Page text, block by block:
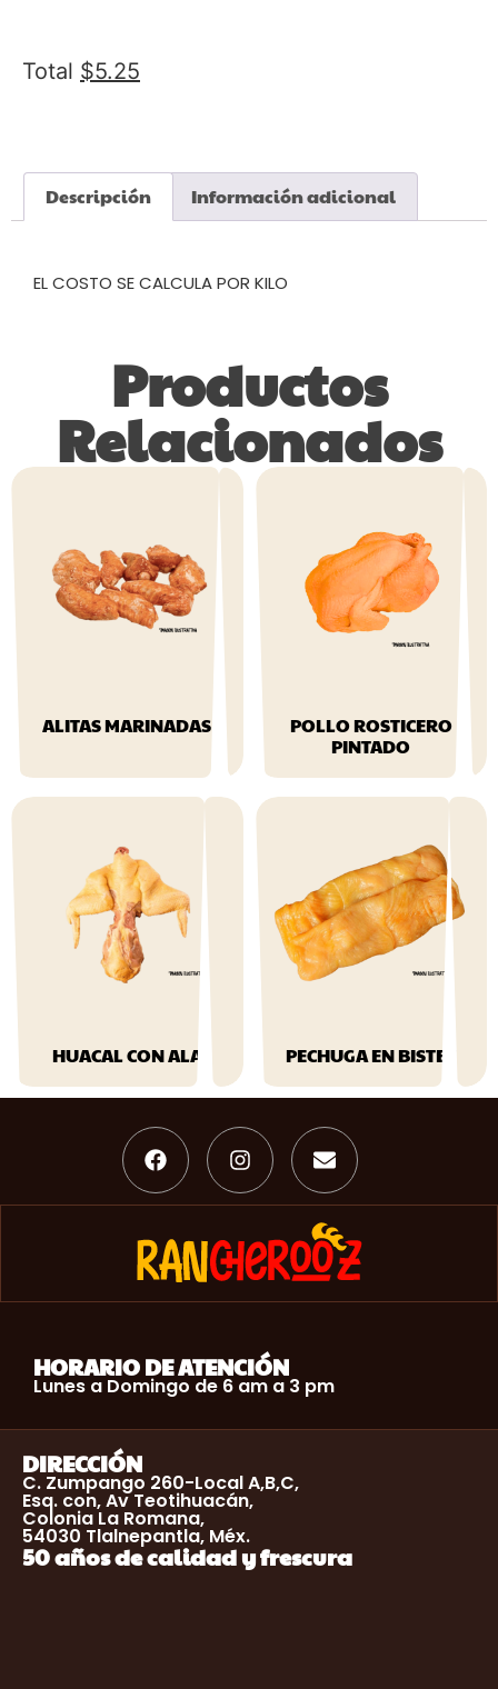
Total $5.25
Descripción Información adicional
EL COSTO SE CALCULA POR KILO
Productos
Relacionados
ALITAS MARINADAS
POLLO ROSTICERO
PINTADO
HUACAL CON ALA PECHUGA EN BISTEC
HORARIO DE ATENCIÓN
Lunes a Domingo de 6 am a 3 pm
DIRECCIÓN
C. Zumpango 260-Local A,B,C,
Esq. con, Av Teotihuacán,
Colonia La Romana,
54030 Tlalnepantla, Méx.
50 años de calidad y frescura